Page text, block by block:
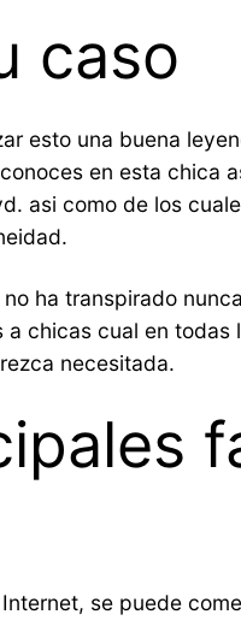
caso
esto una buena
en esta chica
asi­ como de los
ha transpirado
chicas cual en
necesitada.
se puede